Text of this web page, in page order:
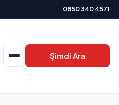
0850 340 4571
Şimdi Ara